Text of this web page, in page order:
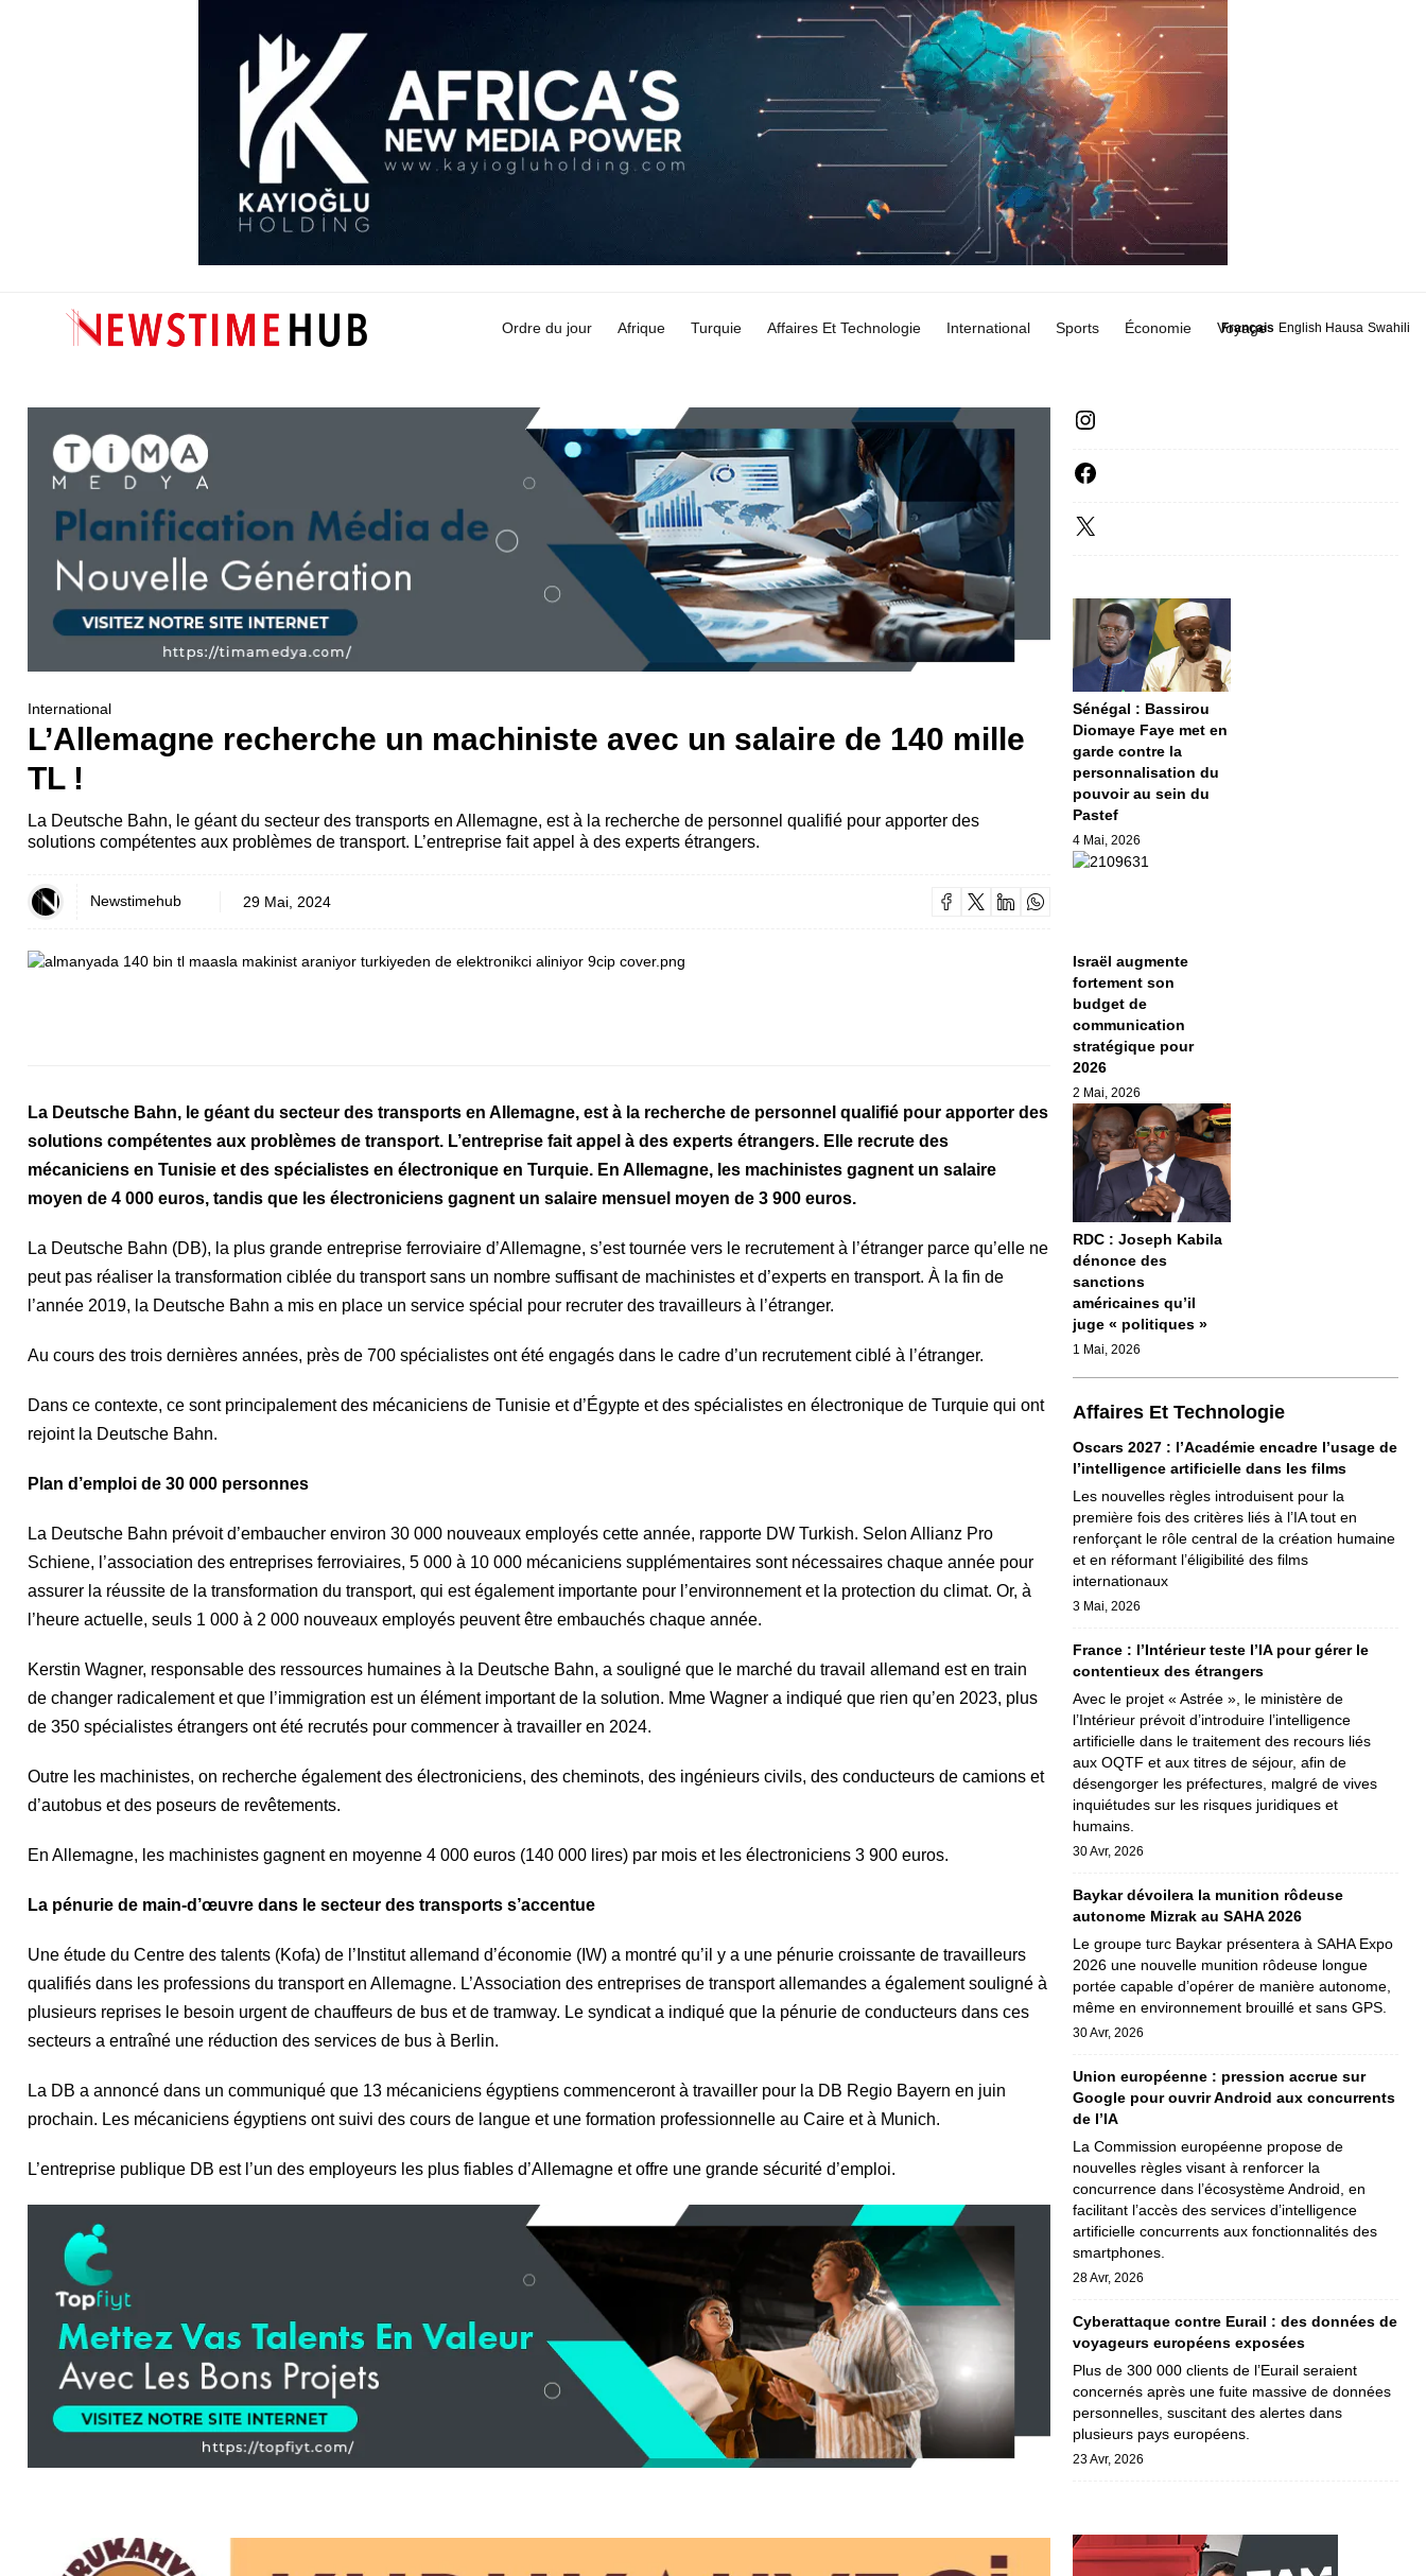
Ordre du jour Afrique Turquie Affaires Et Technologie International Sports Économie Voyage
Français English Hausa Swahili
International
L’Allemagne recherche un machiniste avec un salaire de 140 mille
TL !
La Deutsche Bahn, le géant du secteur des transports en Allemagne, est à la recherche de personnel qualifié pour apporter des
solutions compétentes aux problèmes de transport. L’entreprise fait appel à des experts étrangers.
Newstimehub 29 Mai, 2024
La Deutsche Bahn, le géant du secteur des transports en Allemagne, est à la recherche de personnel qualifié pour apporter des
solutions compétentes aux problèmes de transport. L’entreprise fait appel à des experts étrangers. Elle recrute des
mécaniciens en Tunisie et des spécialistes en électronique en Turquie. En Allemagne, les machinistes gagnent un salaire
moyen de 4 000 euros, tandis que les électroniciens gagnent un salaire mensuel moyen de 3 900 euros.
La Deutsche Bahn (DB), la plus grande entreprise ferroviaire d’Allemagne, s’est tournée vers le recrutement à l’étranger parce qu’elle ne
peut pas réaliser la transformation ciblée du transport sans un nombre suffisant de machinistes et d’experts en transport. À la fin de
l’année 2019, la Deutsche Bahn a mis en place un service spécial pour recruter des travailleurs à l’étranger.
Au cours des trois dernières années, près de 700 spécialistes ont été engagés dans le cadre d’un recrutement ciblé à l’étranger.
Dans ce contexte, ce sont principalement des mécaniciens de Tunisie et d’Égypte et des spécialistes en électronique de Turquie qui ont
rejoint la Deutsche Bahn.
Plan d’emploi de 30 000 personnes
La Deutsche Bahn prévoit d’embaucher environ 30 000 nouveaux employés cette année, rapporte DW Turkish. Selon Allianz Pro
Schiene, l’association des entreprises ferroviaires, 5 000 à 10 000 mécaniciens supplémentaires sont nécessaires chaque année pour
assurer la réussite de la transformation du transport, qui est également importante pour l’environnement et la protection du climat. Or, à
l’heure actuelle, seuls 1 000 à 2 000 nouveaux employés peuvent être embauchés chaque année.
Kerstin Wagner, responsable des ressources humaines à la Deutsche Bahn, a souligné que le marché du travail allemand est en train
de changer radicalement et que l’immigration est un élément important de la solution. Mme Wagner a indiqué que rien qu’en 2023, plus
de 350 spécialistes étrangers ont été recrutés pour commencer à travailler en 2024.
Outre les machinistes, on recherche également des électroniciens, des cheminots, des ingénieurs civils, des conducteurs de camions et
d’autobus et des poseurs de revêtements.
En Allemagne, les machinistes gagnent en moyenne 4 000 euros (140 000 lires) par mois et les électroniciens 3 900 euros.
La pénurie de main-d’œuvre dans le secteur des transports s’accentue
Une étude du Centre des talents (Kofa) de l’Institut allemand d’économie (IW) a montré qu’il y a une pénurie croissante de travailleurs
qualifiés dans les professions du transport en Allemagne. L’Association des entreprises de transport allemandes a également souligné à
plusieurs reprises le besoin urgent de chauffeurs de bus et de tramway. Le syndicat a indiqué que la pénurie de conducteurs dans ces
secteurs a entraîné une réduction des services de bus à Berlin.
La DB a annoncé dans un communiqué que 13 mécaniciens égyptiens commenceront à travailler pour la DB Regio Bayern en juin
prochain. Les mécaniciens égyptiens ont suivi des cours de langue et une formation professionnelle au Caire et à Munich.
L’entreprise publique DB est l’un des employeurs les plus fiables d’Allemagne et offre une grande sécurité d’emploi.
Sénégal : Bassirou
Diomaye Faye met en
garde contre la
personnalisation du
pouvoir au sein du
Pastef
4 Mai, 2026
Israël augmente
fortement son
budget de
communication
stratégique pour
2026
2 Mai, 2026
RDC : Joseph Kabila
dénonce des
sanctions
américaines qu’il
juge « politiques »
1 Mai, 2026
Affaires Et Technologie
Oscars 2027 : l’Académie encadre l’usage de
l’intelligence artificielle dans les films
Les nouvelles règles introduisent pour la
première fois des critères liés à l’IA tout en
renforçant le rôle central de la création humaine
et en réformant l’éligibilité des films
internationaux
3 Mai, 2026
France : l’Intérieur teste l’IA pour gérer le
contentieux des étrangers
Avec le projet « Astrée », le ministère de
l’Intérieur prévoit d’introduire l’intelligence
artificielle dans le traitement des recours liés
aux OQTF et aux titres de séjour, afin de
désengorger les préfectures, malgré de vives
inquiétudes sur les risques juridiques et
humains.
30 Avr, 2026
Baykar dévoilera la munition rôdeuse
autonome Mizrak au SAHA 2026
Le groupe turc Baykar présentera à SAHA Expo
2026 une nouvelle munition rôdeuse longue
portée capable d’opérer de manière autonome,
même en environnement brouillé et sans GPS.
30 Avr, 2026
Union européenne : pression accrue sur
Google pour ouvrir Android aux concurrents
de l’IA
La Commission européenne propose de
nouvelles règles visant à renforcer la
concurrence dans l’écosystème Android, en
facilitant l’accès des services d’intelligence
artificielle concurrents aux fonctionnalités des
smartphones.
28 Avr, 2026
Cyberattaque contre Eurail : des données de
voyageurs européens exposées
Plus de 300 000 clients de l’Eurail seraient
concernés après une fuite massive de données
personnelles, suscitant des alertes dans
plusieurs pays européens.
23 Avr, 2026